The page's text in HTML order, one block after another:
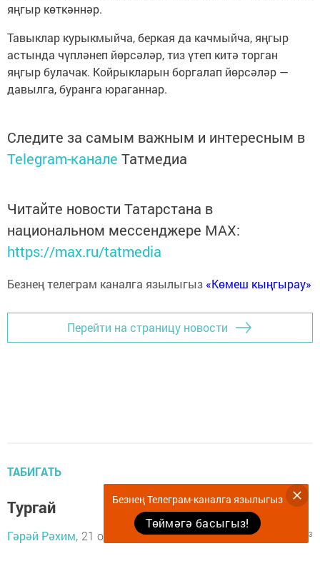
яңгыр көткәннәр.
Тавыклар курыкмыйча, беркая да качмыйча, яңгыр
астында чүпләнеп йөрсәләр, тиз үтеп китә торган
яңгыр булачак. Койрыкларын боргалап йөрсәләр —
давылга, буранга юраганнар.
Следите за самым важным и интересным в
Telegram-канале Татмедиа
Читайте новости Татарстана в
национальном мессенджере MАХ:
https://max.ru/tatmedia
Безнең телеграм каналга язылыгыз «Көмеш кыңгырау»
Перейти на страницу новости
ТАБИГАТЬ
Тургай
Гәрәй Рәхим, 21 октябрь 2024 - 10:37 976 3
Безнең Телеграм-каналга язылыгыз
Төймәгә басыгыз!